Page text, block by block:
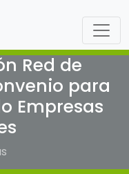
Red de
para
Empresas